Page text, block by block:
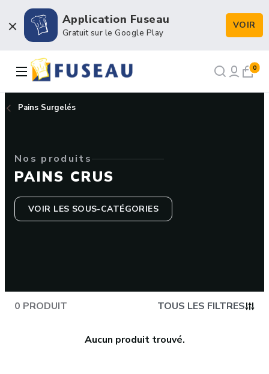
Application Fuseau
Gratuit sur le Google Play
VOIR
Boulangerie / Viennoiserie
Pâtisserie / Chocolaterie
Emballage et Décors
0
Pains Surgelés
Nos produits
PAINS CRUS
VOIR LES SOUS-CATÉGORIES
0 PRODUIT TOUS LES FILTRES
Aucun produit trouvé.